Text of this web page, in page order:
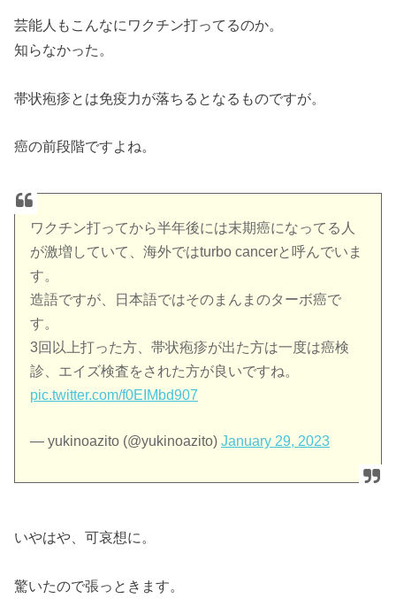
芸能人もこんなにワクチン打ってるのか。
知らなかった。
帯状疱疹とは免疫力が落ちるとなるものですが。
癌の前段階ですよね。
ワクチン打ってから半年後には末期癌になってる人
が激増していて、海外ではturbo cancerと呼んでいま
す。
造語ですが、日本語ではそのまんまのターボ癌で
す。
3回以上打った方、帯状疱疹が出た方は一度は癌検
診、エイズ検査をされた方が良いですね。
pic.twitter.com/f0EIMbd907
— yukinoazito (@yukinoazito)January 29, 2023
いやはや、可哀想に。
驚いたので張っときます。